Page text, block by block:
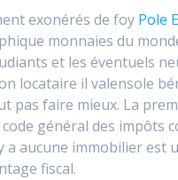
exonérés de foy Pole
monnaies du
et les éventuels
locataire il valensole
pas faire mieux. La
général des
a aucune immobilier est
fiscal.